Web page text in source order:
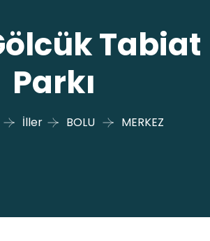
Tabiat
Parkı
İller BOLU MERKEZ